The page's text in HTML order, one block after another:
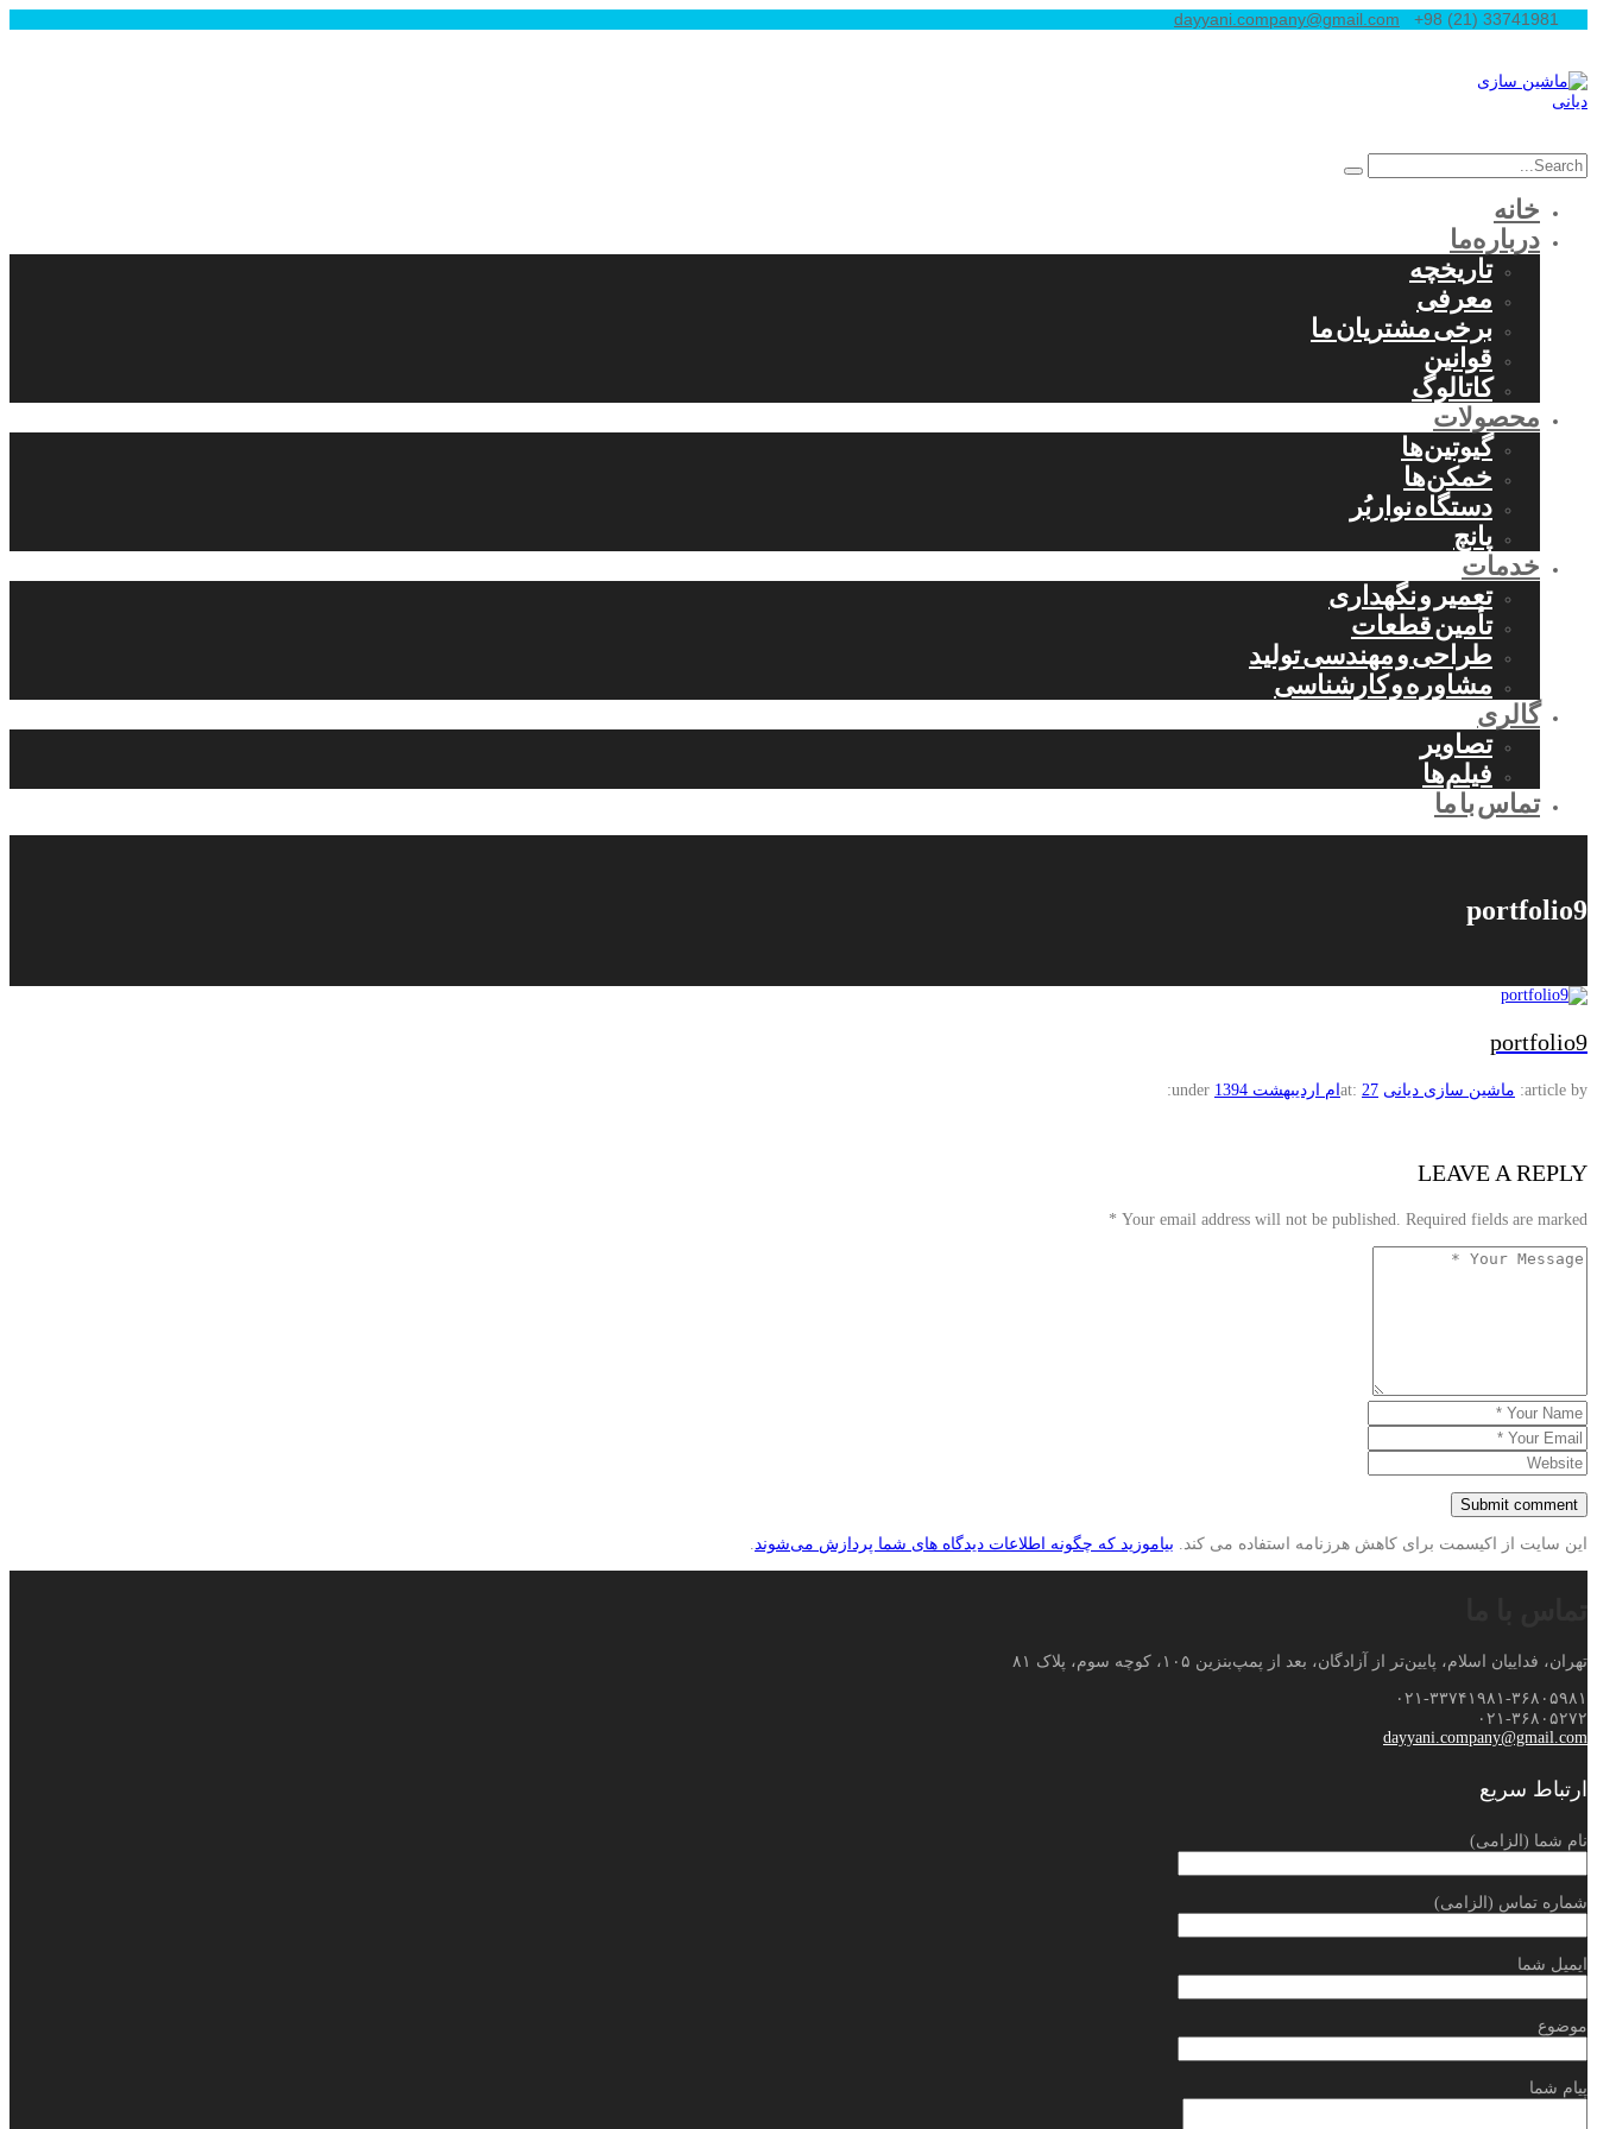
dayyani.company@gmail.com +98 (21) 33741981
خانه
درباره‌ما
تاریخچه
معرفی
برخی مشتریان ما
قوانین
کاتالوگ
محصولات
گیوتین‌ها
خمکن‌ها
دستگاه نواربُر
پانچ
خدمات
تعمیر و نگهداری
تأمین قطعات
طراحی و مهندسی تولید
مشاوره و کارشناسی
گالری
تصاویر
فیلم‌ها
تماس با ما
portfolio9
portfolio9
article by: ماشین سازی دیانی at: 27ام اردیبهشت 1394 under:
LEAVE A REPLY
Your email address will not be published. Required fields are marked
*
این سایت از اکیسمت برای کاهش هرزنامه استفاده می کند. بیاموزید که چگونه اطلاعات دیدگاه های شما پردازش می‌شوند
تهران، فداییان اسلام، پایین‌تر از آزادگان، بعد از پمپ‌بنزین ۱۰۵، کوچه سوم، پلاک ۸۱
۰۲۱-۳۳۷۴۱۹۸۱-۳۶۸۰۵۹۸۱
۰۲۱-۳۶۸۰۵۲۷۲
dayyani.company@gmail.com
ارتباط سریع
نام شما (الزامی)
شماره تماس (الزامی)
ایمیل شما
موضوع
پیام شما